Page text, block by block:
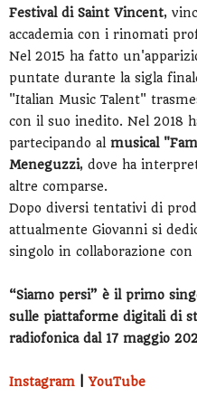
Festival di Saint Vincent,
accademia con i rinomati
Nel 2015 ha fatto
puntate durante la sigla
"Italian Music Talent"
con il suo inedito. Nel 2018
partecipando al musical
Meneguzzi, dove ha
altre comparse.
Dopo diversi tentativi di
attualmente Giovanni si
singolo in collaborazione
“Siamo persi” è il primo
sulle piattaforme digitali di
radiofonica dal 17 maggio
Instagram |YouTube